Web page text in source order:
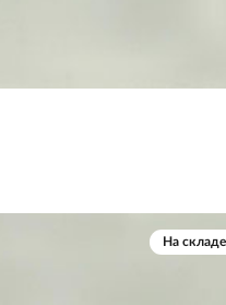
На складе